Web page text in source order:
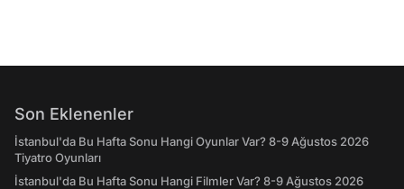
Son Eklenenler
İstanbul'da Bu Hafta Sonu Hangi Oyunlar Var? 8-9 Ağustos 2026
Tiyatro Oyunları
İstanbul'da Bu Hafta Sonu Hangi Filmler Var? 8-9 Ağustos 2026